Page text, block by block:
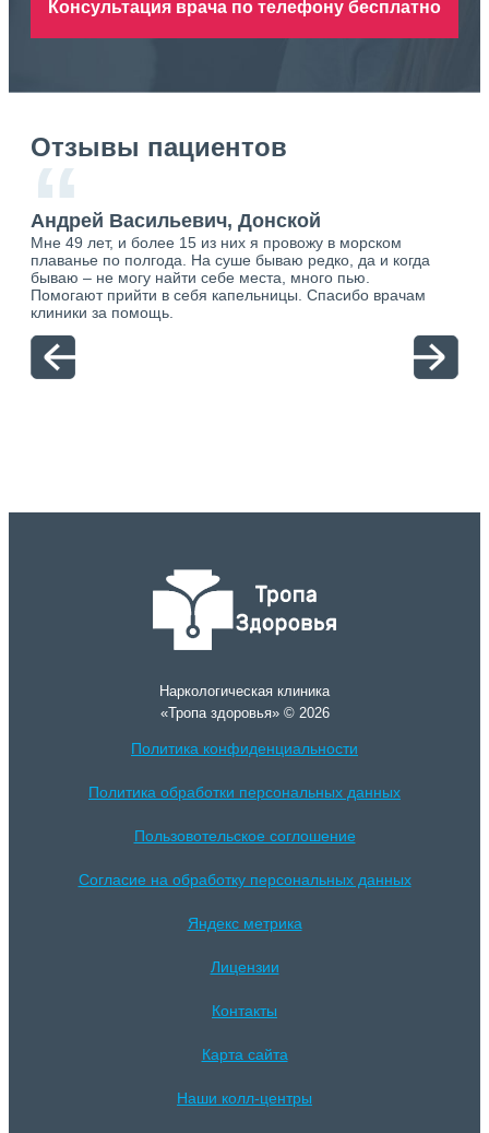
Консультация врача по телефону бесплатно
Отзывы пациентов
“
Андрей Васильевич, Донской
Мне 49 лет, и более 15 из них я провожу в морском
плаванье по полгода. На суше бываю редко, да и когда
бываю – не могу найти себе места, много пью.
Помогают прийти в себя капельницы. Спасибо врачам
клиники за помощь.
Наркологическая клиника
«Тропа здоровья» © 2026
Политика конфиденциальности
Политика обработки персональных данных
Пользовотельское соглошение
Согласие на обработку персональных данных
Яндекс метрика
Лицензии
Контакты
Карта сайта
Наши колл-центры